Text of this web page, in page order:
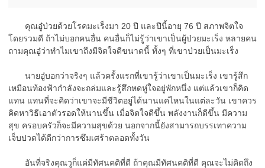
คุณอู๋ป่วยด้วยโรคมะเร็งมา 20 ปี และปีนี้อายุ 76 ปี สภาพจิตใจ
โดยรวมดี ถ้าไม่บอกคนอื่น คนอื่นก็ไม่รู้ว่าเขาเป็นผู้ป่วยมะเร็ง หลายคน
ถามคุณอู๋ว่าทำไมเขาถึงมีจิตใจดีขนาดนี้ ทั้งๆ ที่เขาป่วยเป็นมะเร็ง
นายอู๋บอกว่าจริงๆ แล้วครั้งแรกที่เขารู้ว่าเขาเป็นมะเร็ง เขารู้สึก
เหมือนท้องฟ้ากำลังจะถล่มและรู้สึกหดหู่ใจอยู่พักหนึ่ง แต่แล้วเขาก็คิด
แทน แทนที่จะคิดว่าเขาจะมีชีวิตอยู่ได้นานแค่ไหนในแต่ละวัน เขาควร
คิดหาวิธีเอาตัวรอดให้นานขึ้น เมื่อจิตใจดีขึ้น พลังงานก็ดีขึ้น มีความ
สุข ครอบครัวก็จะมีความสุขด้วย นอกจากนี้ยังสามารถบรรเทาความ
เจ็บปวดได้ดีกว่าการซึมเศร้าตลอดทั้งวัน
อันที่จริงคุณวูก็แค่มีทัศนคติที่ดี ถ้าคุณมีทัศนคติที่ดี คุณจะไม่คิดถึง